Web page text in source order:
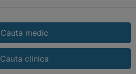
Cauta medic
Cauta clinica